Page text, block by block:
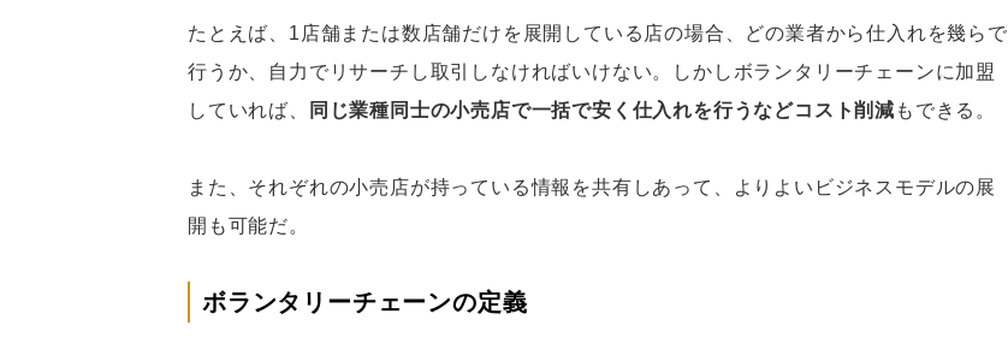
たとえば、1店舗または数店舗だけを展開している店の場合、どの業者から仕入れを幾らで
行うか、自力でリサーチし取引しなければいけない。しかしボランタリーチェーンに加盟
していれば、
同じ業種同士の小売店で一括で安く仕入れを行うなどコスト削減 もできる。
また、それぞれの小売店が持っている情報を共有しあって、よりよいビジネスモデルの展
開も可能だ。
ボランタリーチェーンの定義